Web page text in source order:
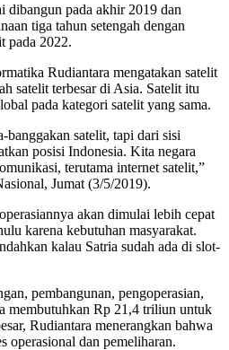
dibangun pada akhir 2019 dan
tiga tahun setengah dengan
pada 2022.
Rudiantara mengatakan satelit
satelit terbesar di Asia. Satelit itu
pada kategori satelit yang sama.
banggakan satelit, tapi dari sisi
posisi Indonesia. Kita negara
terutama internet satelit,”
Jumat (3/5/2019).
akan dimulai lebih cepat
karena kebutuhan masyarakat.
kalau Satria sudah ada di slot-
pembangunan, pengoperasian,
membutuhkan Rp 21,4 triliun untuk
Rudiantara menerangkan bahwa
operasional dan pemeliharan.